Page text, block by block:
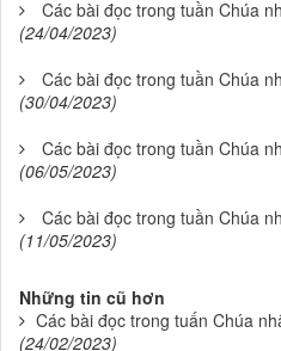
Các bài đọc trong tuần Chúa
(24/04/2023)
Các bài đọc trong tuần Chúa
(30/04/2023)
Các bài đọc trong tuần Chúa
(06/05/2023)
Các bài đọc trong tuần Chúa
(11/05/2023)
Những tin cũ hơn
Các bài đọc trong tuấn Chúa
(24/02/2023)